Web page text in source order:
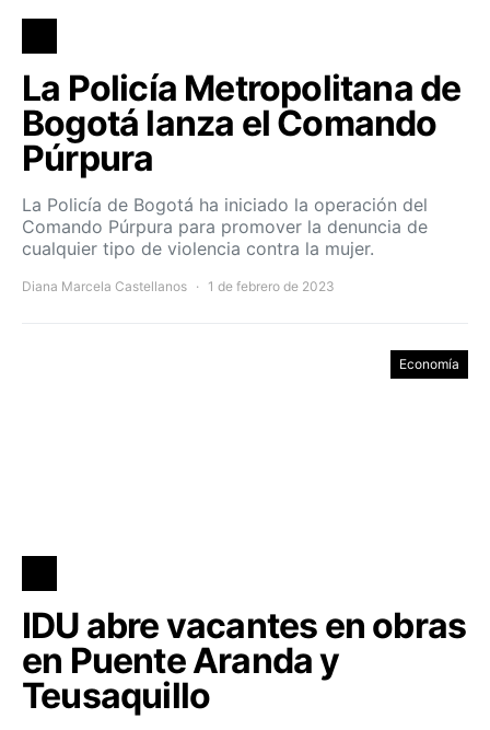
La Policía Metropolitana de
Bogotá lanza el Comando
Púrpura
La Policía de Bogotá ha iniciado la operación del
Comando Púrpura para promover la denuncia de
cualquier tipo de violencia contra la mujer.
Diana Marcela Castellanos 1 de febrero de 2023
Economía
IDU abre vacantes en obras
en Puente Aranda y
Teusaquillo